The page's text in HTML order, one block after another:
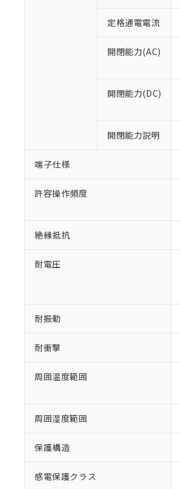
定格通電電流
開閉能力(AC)
開閉能力(DC)
開閉能力説明
端子仕様
許容操作頻度
絶縁抵抗
耐電圧
耐振動
耐衝撃
周囲温度範囲
周囲湿度範囲
保護構造
感電保護クラス